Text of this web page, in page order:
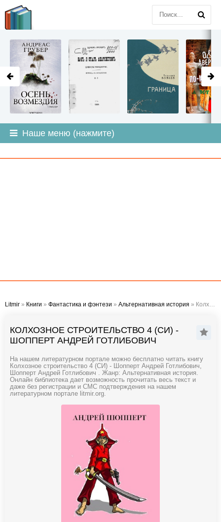
Наше меню (нажмите)
Litmir » Книги » Фантастика и фэнтези » Альтернативная история » Колхозное строительство 4 (СИ) - Шопперт Андрей Готлибович
КОЛХОЗНОЕ СТРОИТЕЛЬСТВО 4 (СИ) -
ШОППЕРТ АНДРЕЙ ГОТЛИБОВИЧ
На нашем литературном портале можно бесплатно читать книгу
Колхозное строительство 4 (СИ) - Шопперт Андрей Готлибович,
Шопперт Андрей Готлибович . Жанр: Альтернативная история.
Онлайн библиотека дает возможность прочитать весь текст и
даже без регистрации и СМС подтверждения на нашем
литературном портале litmir.org.
LITMIR.ORG